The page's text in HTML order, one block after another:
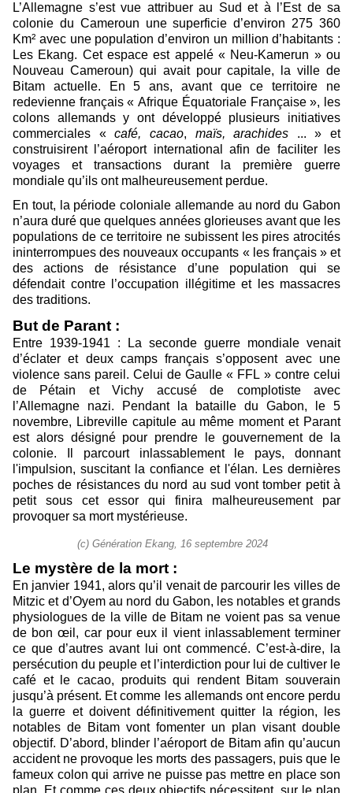
L’Allemagne s’est vue attribuer au Sud et à l’Est de sa
colonie du Cameroun une superficie d’environ 275 360
Km² avec une population d’environ un million d’habitants :
Les Ekang. Cet espace est appelé « Neu-Kamerun » ou
Nouveau Cameroun) qui avait pour capitale, la ville de
Bitam actuelle. En 5 ans, avant que ce territoire ne
redevienne français « Afrique Équatoriale Française », les
colons allemands y ont développé plusieurs initiatives
commerciales «café, cacao, maïs, arachides ... » et
construisirent l’aéroport international afin de faciliter les
voyages et transactions durant la première guerre
mondiale qu’ils ont malheureusement perdue.
En tout, la période coloniale allemande au nord du Gabon
n’aura duré que quelques années glorieuses avant que les
populations de ce territoire ne subissent les pires atrocités
ininterrompues des nouveaux occupants « les français » et
des actions de résistance d’une population qui se
défendait contre l’occupation illégitime et les massacres
des traditions.
But de Parant :
Entre 1939-1941 : La seconde guerre mondiale venait
d’éclater et deux camps français s’opposent avec une
violence sans pareil. Celui de Gaulle « FFL » contre celui
de Pétain et Vichy accusé de complotiste avec
l’Allemagne nazi. Pendant la bataille du Gabon, le 5
novembre, Libreville capitule au même moment et Parant
est alors désigné pour prendre le gouvernement de la
colonie. Il parcourt inlassablement le pays, donnant
l'impulsion, suscitant la confiance et l'élan. Les dernières
poches de résistances du nord au sud vont tomber petit à
petit sous cet essor qui finira malheureusement par
provoquer sa mort mystérieuse.
(c) ‎Génération Ekang, 16 ‎septembre ‎2024
Le mystère de la mort :
En janvier 1941, alors qu’il venait de parcourir les villes de
Mitzic et d’Oyem au nord du Gabon, les notables et grands
physiologues de la ville de Bitam ne voient pas sa venue
de bon œil, car pour eux il vient inlassablement terminer
ce que d’autres avant lui ont commencé. C’est-à-dire, la
persécution du peuple et l’interdiction pour lui de cultiver le
café et le cacao, produits qui rendent Bitam souverain
jusqu’à présent. Et comme les allemands ont encore perdu
la guerre et doivent définitivement quitter la région, les
notables de Bitam vont fomenter un plan visant double
objectif. D’abord, blinder l’aéroport de Bitam afin qu’aucun
accident ne provoque les morts des passagers, puis que le
fameux colon qui arrive ne puisse pas mettre en place son